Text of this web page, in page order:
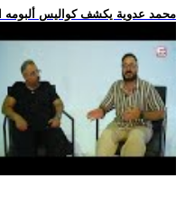
.. محمد عدوية يكشف كواليس